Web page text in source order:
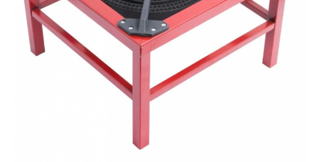
Scutere pe benzina
Tricicluri cargo fara permis
Tricicluri persoane
Biciclete, trotinete, triciclete